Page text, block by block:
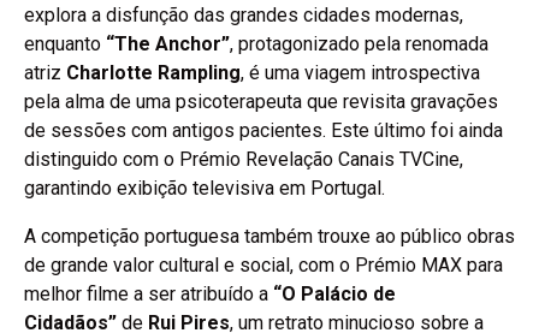
explora a disfunção das grandes cidades modernas,
enquanto “The Anchor”, protagonizado pela renomada
atriz Charlotte Rampling, é uma viagem introspectiva
pela alma de uma psicoterapeuta que revisita gravações
de sessões com antigos pacientes. Este último foi ainda
distinguido com o Prémio Revelação Canais TVCine,
garantindo exibição televisiva em Portugal.
A competição portuguesa também trouxe ao público obras
de grande valor cultural e social, com o Prémio MAX para
melhor filme a ser atribuído a “O Palácio de
Cidadãos” de Rui Pires, um retrato minucioso sobre a